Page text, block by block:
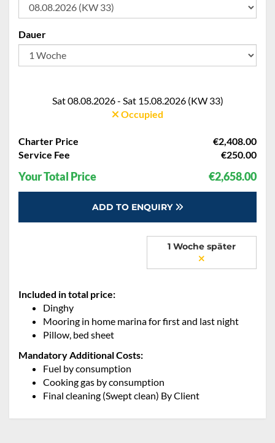
Dauer
Sat 08.08.2026 - Sat 15.08.2026 (KW 33)
Occupied
Charter Price
€2,408.00
Service Fee
€250.00
Your Total Price €2,658.00
ADD TO ENQUIRY
1 Woche später
Included in total price:
Dinghy
Mooring in home marina for first and last night
Pillow, bed sheet
Mandatory Additional Costs:
Fuel by consumption
Cooking gas by consumption
Final cleaning (Swept clean) By Client